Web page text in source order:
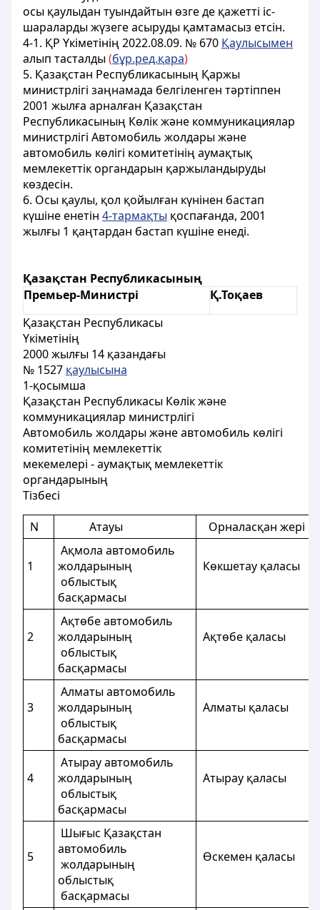
осы қаулыдан туындайтын өзге де қажеттi iс-
шараларды жүзеге асыруды қамтамасыз етсiн.
4-1. ҚР Үкіметінің 2022.08.09. № 670 Қаулысымен
алып тасталды(бұр.ред.қара)
5. Қазақстан Республикасының Қаржы
министрлігі заңнамада белгiленген тәртiппен
2001 жылға арналған Қазақстан
Республикасының Көлiк және коммуникациялар
министрлiгі Автомобиль жолдары және
автомобиль көлiгi комитетiнiң аумақтық
мемлекеттік органдарын қаржыландыруды
көздесiн.
6. Осы қаулы, қол қойылған күнiнен бастап
күшiне енетiн 4-тармақты қоспағанда, 2001
жылғы 1 қаңтардан бастап күшiне енедi.
Қазақстан Республикасының
Премьер-Министрі
Қ.Тоқаев
Қазақстан Республикасы
Үкіметінің
2000 жылғы 14 қазандағы
№ 1527 қаулысына
1-қосымша
Қазақстан Республикасы Көлік және
коммуникациялар министрлігі
Автомобиль жолдары және автомобиль көлігі
комитетінің мемлекеттік
мекемелері - аумақтық мемлекеттік
органдарының
Тізбесі
N
Атауы Орналасқан
1
Ақмола автомобиль
жолдарының
облыстық
басқармасы
Көкшетау
2
Ақтөбе автомобиль
жолдарының
облыстық
басқармасы
Ақтөбе
3
Алматы автомобиль
жолдарының
облыстық
басқармасы
Алматы
4
Атырау автомобиль
жолдарының
облыстық
басқармасы
Атырау
5
Шығыс Қазақстан
автомобиль
жолдарының
облыстық
басқармасы
Өскемен